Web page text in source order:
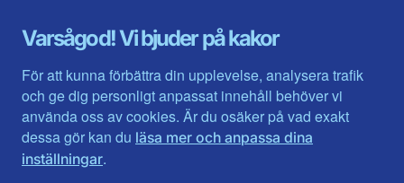
Varsågod! Vi bjuder på kakor
För att kunna förbättra din upplevelse, analysera trafik
och ge dig personligt anpassat innehåll behöver vi
använda oss av cookies. Är du osäker på vad exakt
dessa gör kan du läsa mer och anpassa dina
inställningar.
Gävleborg
Halland
Jämtlands län
Jönköpings län
Kalmar län
Kronobergs län
Norrbotten
Skåne län
Värmlands län
Västerbotten
Västra Götaland
Västernorrland
Västmanland
Örebro län
Östergötland